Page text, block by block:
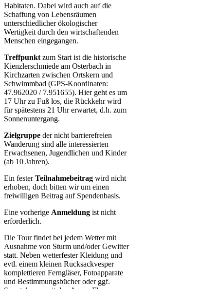
Habitaten. Dabei wird auch auf die
Schaffung von Lebensräumen
unterschiedlicher ökologischer
Wertigkeit durch den wirtschaftenden
Menschen eingegangen.
Treffpunkt zum Start ist die historische
Kienzlerschmiede am Osterbach in
Kirchzarten zwischen Ortskern und
Schwimmbad (GPS-Koordinaten:
47.962020 / 7.951655). Hier geht es um
17 Uhr zu Fuß los, die Rückkehr wird
für spätestens 21 Uhr erwartet, d.h. zum
Sonnenuntergang.
Zielgruppe der nicht barrierefreien
Wanderung sind alle interessierten
Erwachsenen, Jugendlichen und Kinder
(ab 10 Jahren).
Ein festerTeilnahmebeitrag wird nicht
erhoben, doch bitten wir um einen
freiwilligen Beitrag auf Spendenbasis.
Eine vorherige Anmeldung ist nicht
erforderlich.
Die Tour findet bei jedem Wetter mit
Ausnahme von Sturm und/oder Gewitter
statt. Neben wetterfester Kleidung und
evtl. einem kleinen Rucksackvesper
komplettieren Ferngläser, Fotoapparate
und Bestimmungsbücher oder ggf.